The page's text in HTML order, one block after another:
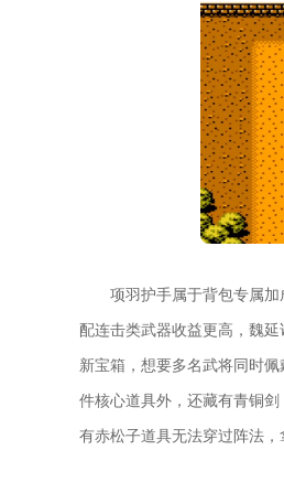
项羽护手属于背包专属
配连击类武器收益更高，魏
新宝箱，想要多名武将同时
件核心道具外，还藏有青铜
有赤松子道具无法穿过阵法